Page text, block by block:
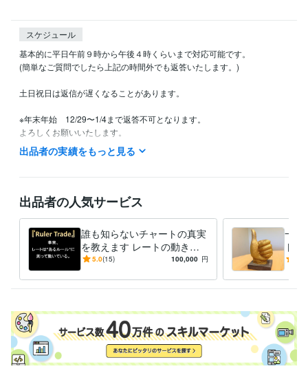
スケジュール
基本的に平日午前９時から午後４時くらいまで対応可能です。
(簡単なご質問でしたら上記の時間外でも返答いたします。)
土日祝日は返信が遅くなることがあります。
※年末年始　12/29〜1/4まで返答不可となります。
よろしくお願いいたします。
資産運用・副業の相談 チャート分析
出品者の実績をもっと見る
出品者の人気サービス
誰も知らないチャートの真実
を教えます レートの動きは
ルールによって支配されてい
5.0(15) 100,000 円
一か
ト
ド添